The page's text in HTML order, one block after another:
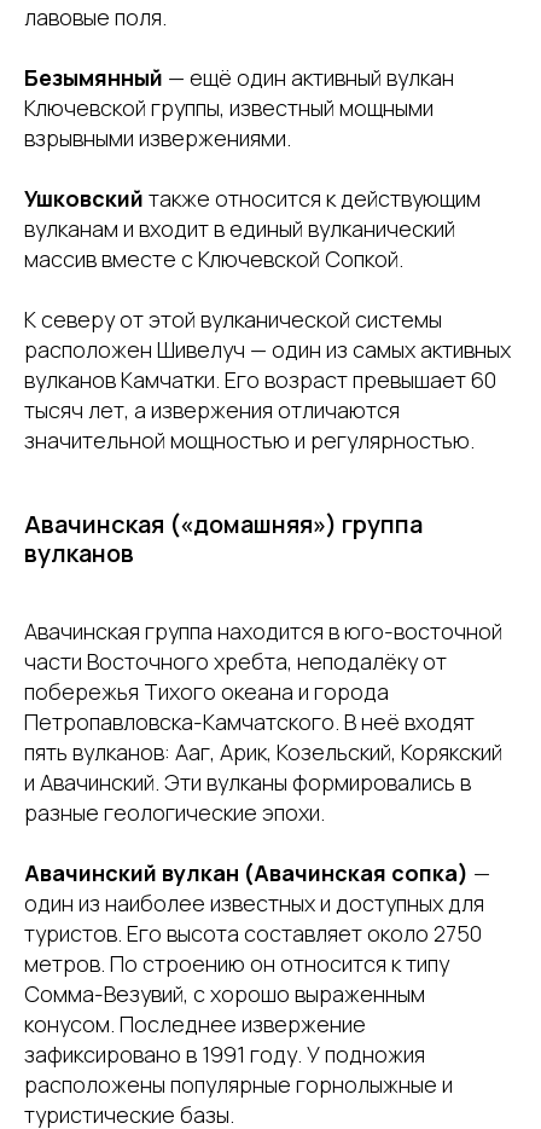
лавовые поля.
Безымянный — ещё один активный вулкан
Ключевской группы, известный мощными
взрывными извержениями.
Ушковский также относится к действующим
вулканам и входит в единый вулканический
массив вместе с Ключевской Сопкой.
К северу от этой вулканической системы
расположен Шивелуч — один из самых активных
вулканов Камчатки. Его возраст превышает 60
тысяч лет, а извержения отличаются
значительной мощностью и регулярностью.
Авачинская («домашняя») группа
вулканов
Авачинская группа находится в юго-восточной
части Восточного хребта, неподалёку от
побережья Тихого океана и города
Петропавловска-Камчатского. В неё входят
пять вулканов: Ааг, Арик, Козельский, Корякский
и Авачинский. Эти вулканы формировались в
разные геологические эпохи.
Авачинский вулкан (Авачинская сопка) —
один из наиболее известных и доступных для
туристов. Его высота составляет около 2750
метров. По строению он относится к типу
Сомма-Везувий, с хорошо выраженным
конусом. Последнее извержение
зафиксировано в 1991 году. У подножия
расположены популярные горнолыжные и
туристические базы.